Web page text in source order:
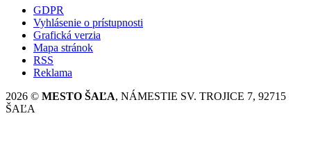
GDPR
Vyhlásenie o prístupnosti
Grafická verzia
Mapa stránok
RSS
Reklama
2026 © MESTO ŠAĽA, NÁMESTIE SV. TROJICE 7, 92715
ŠAĽA